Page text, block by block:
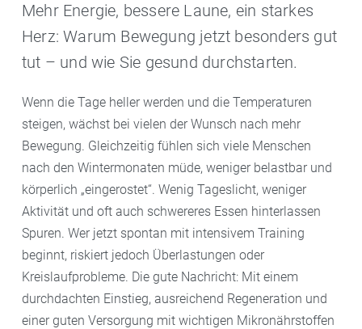
Mehr Energie, bessere Laune, ein starkes
Herz: Warum Bewegung jetzt besonders gut
tut – und wie Sie gesund durchstarten.
Wenn die Tage heller werden und die Temperaturen
steigen, wächst bei vielen der Wunsch nach mehr
Bewegung. Gleichzeitig fühlen sich viele Menschen
nach den Wintermonaten müde, weniger belastbar und
körperlich „eingerostet“. Wenig Tageslicht, weniger
Aktivität und oft auch schwereres Essen hinterlassen
Spuren. Wer jetzt spontan mit intensivem Training
beginnt, riskiert jedoch Überlastungen oder
Kreislaufprobleme. Die gute Nachricht: Mit einem
durchdachten Einstieg, ausreichend Regeneration und
einer guten Versorgung mit wichtigen Mikronährstoffen